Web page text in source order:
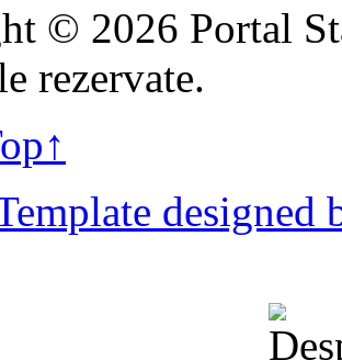
© 2026 Portal
rezervate.
↑
designed